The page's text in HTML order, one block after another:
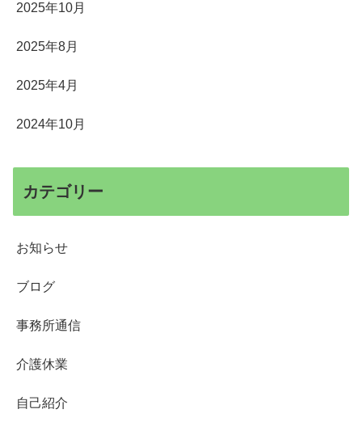
2025年10月
2025年8月
2025年4月
2024年10月
カテゴリー
お知らせ
ブログ
事務所通信
介護休業
自己紹介